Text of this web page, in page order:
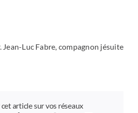
Jean-Luc Fabre, compagnon jésuite
article sur vos réseaux